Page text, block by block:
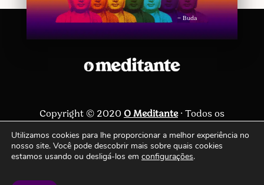
– Buda
Copyright © 2020 O Meditante· Todos os
Siga-nos
Utilizamos cookies para lhe proporcionar a melhor experiência no
nosso site. Você pode descobrir mais sobre quais cookies
estamos usando ou desligá-los em configurações.